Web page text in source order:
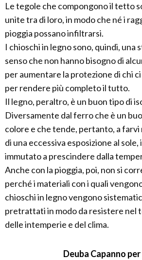
Le tegole che compongono il tetto
unite tra di loro, in modo che né i
pioggia possano infiltrarsi.
I chioschi in legno sono, quindi,
senso che non hanno bisogno di
per aumentare la protezione di chi
per rendere più completo il tutto.
Il legno, peraltro, è un buon tipo di
Diversamente dal ferro che è un
colore e che tende, pertanto, a
di una eccessiva esposizione al sole,
immutato a prescindere dalla
Anche con la pioggia, poi, non si
perché i materiali con i quali
chioschi in legno vengono
pretrattati in modo da resistere nel
delle intemperie e del clima.
Deuba Capanno